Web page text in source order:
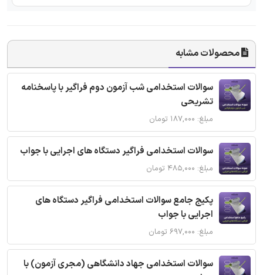
محصولات مشابه
سوالات استخدامی شب آزمون دوم فراگیر با پاسخنامه
تشریحی
مبلغ: ۱۸۷,۰۰۰ تومان
سوالات استخدامی فراگیر دستگاه های اجرایی با جواب
مبلغ: ۴۸۵,۰۰۰ تومان
پکیج جامع سوالات استخدامی فراگیر دستگاه های
اجرایی با جواب
مبلغ: ۶۹۷,۰۰۰ تومان
سوالات استخدامی جهاد دانشگاهی (مجری آزمون) با